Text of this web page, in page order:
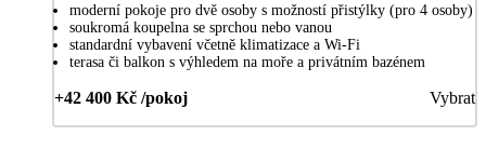
moderní pokoje pro dvě osoby s možností přistýlky (pro 4 osoby)
soukromá koupelna se sprchou nebo vanou
standardní vybavení včetně klimatizace a Wi-Fi
terasa či balkon s výhledem na moře a privátním bazénem
+42 400 Kč /pokoj Vybrat